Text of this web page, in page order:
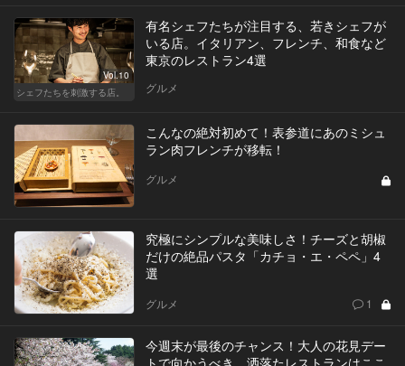
Vol.10
シェフたちを刺激する店。
有名シェフたちが注目する、若きシェフが
いる店。イタリアン、フレンチ、和食など
東京のレストラン4選
グルメ
こんなの絶対初めて！表参道にあのミシュ
ラン肉フレンチが移転！
グルメ
究極にシンプルな美味しさ！チーズと胡椒
だけの絶品パスタ「カチョ・エ・ペペ」4
選
グルメ 1
今週末が最後のチャンス！大人の花見デー